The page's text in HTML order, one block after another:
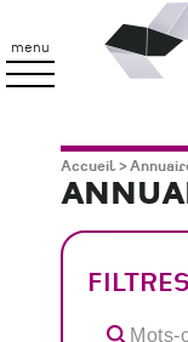
contenu
principal
menu
Fil
d'Ariane
Accueil
FILTRES
Mots-